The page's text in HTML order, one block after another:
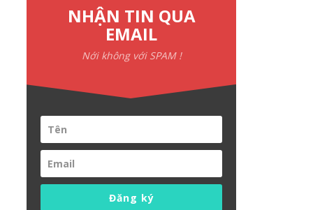
NHẬN TIN QUA
EMAIL
Nới không với SPAM !
Đăng ký